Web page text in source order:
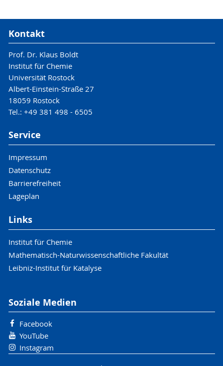
Kontakt
Prof. Dr. Klaus Boldt
Institut für Chemie
Universität Rostock
Albert-Einstein-Straße 27
18059 Rostock
Tel.: +49 381 498 - 6505
Service
Impressum
Datenschutz
Barrierefreiheit
Lageplan
Links
Institut für Chemie
Mathematisch-Naturwissenschaftliche Fakultät
Leibniz-Institut für Katalyse
Soziale Medien
Facebook
YouTube
Instagram